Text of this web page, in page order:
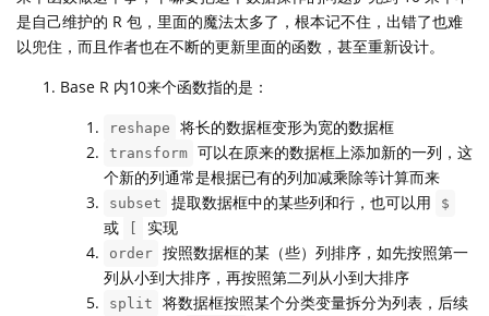
是自己维护的 R 包，里面的魔法太多了，根本记不住，出错了也难
以兜住，而且作者也在不断的更新里面的函数，甚至重新设计。
Base R 内10来个函数指的是：
reshape 将长的数据框变形为宽的数据框
transform 可以在原来的数据框上添加新的一列，这
个新的列通常是根据已有的列加减乘除等计算而来
subset 提取数据框中的某些列和行，也可以用 $
或 实现
order 按照数据框的某（些）列排序，如先按照第一
列从小到大排序，再按照第二列从小到大排序
split
将数据框按照某个分类变量拆分为列表，后续